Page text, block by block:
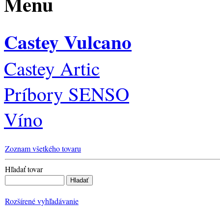
Castey Vulcano
Castey Artic
Príbory SENSO
Víno
Zoznam všetkého tovaru
Hľadať tovar
Rozšírené vyhľadávanie